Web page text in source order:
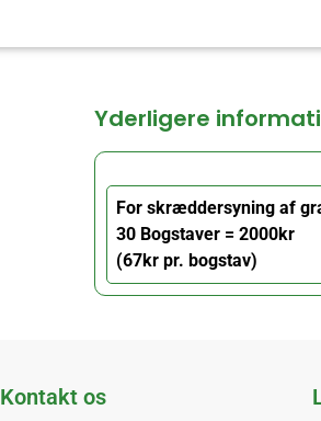
Yderligere
For skræddersyning af
30 Bogstaver = 2000kr
(67kr pr. bogstav)
Kontakt os